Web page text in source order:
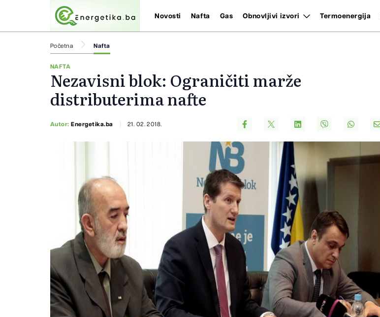
Novosti Nafta Gas Obnovljivi izvori Termoenergija
Početna Nafta
NAFTA
Nezavisni blok: Ograničiti marže
distributerima nafte
Autor:Energetika.ba 21. 02. 2018.